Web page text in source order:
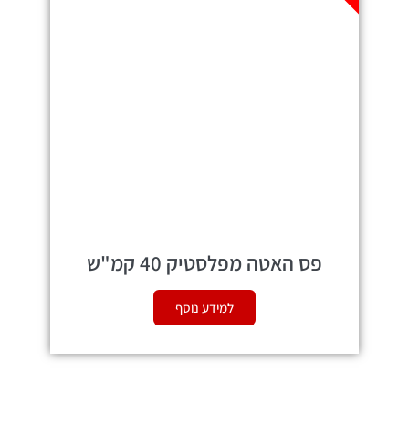
פס האטה מפלסטיק 40 קמ"ש
למידע נוסף